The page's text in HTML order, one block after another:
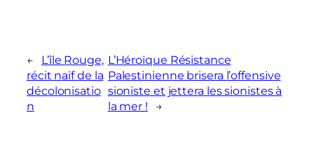
←
L’île Rouge,
récit naïf de la
décolonisatio
n
L’Héroïque Résistance
Palestinienne brisera l’offensive
sioniste et jettera les sionistes à
la mer !
→